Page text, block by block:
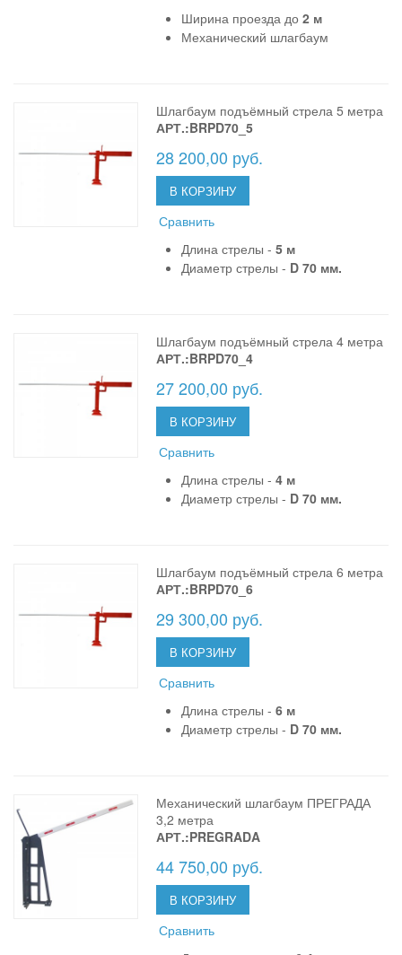
Ширина проезда до2 м
Механический шлагбаум
Шлагбаум подъёмный стрела 5 метра
АРТ.:BRPD70_5
28 200,00 руб.
В КОРЗИНУ
Сравнить
Длина стрелы -5 м
Диаметр стрелы - D 70 мм.
Шлагбаум подъёмный стрела 4 метра
АРТ.:BRPD70_4
27 200,00 руб.
В КОРЗИНУ
Сравнить
Длина стрелы -4 м
Диаметр стрелы - D 70 мм.
Шлагбаум подъёмный стрела 6 метра
АРТ.:BRPD70_6
29 300,00 руб.
В КОРЗИНУ
Сравнить
Длина стрелы -6 м
Диаметр стрелы - D 70 мм.
Механический шлагбаум ПРЕГРАДА
3,2 метра
АРТ.:PREGRADA
44 750,00 руб.
В КОРЗИНУ
Сравнить